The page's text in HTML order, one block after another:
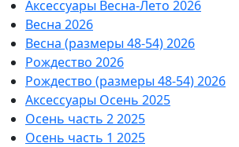
Аксессуары Весна-Лето 2026
Весна 2026
Весна (размеры 48-54) 2026
Рождество 2026
Рождество (размеры 48-54) 2026
Аксессуары Осень 2025
Осень часть 2 2025
Осень часть 1 2025